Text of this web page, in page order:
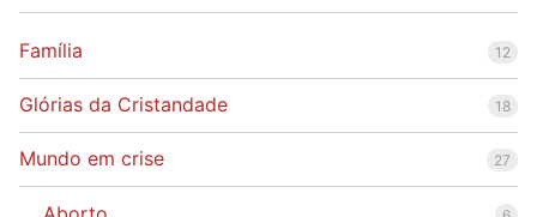
Família 12
Glórias da Cristandade 18
Mundo em crise 27